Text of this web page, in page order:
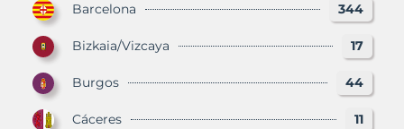
Barcelona 344
Bizkaia/Vizcaya 17
Burgos 44
Cáceres 11